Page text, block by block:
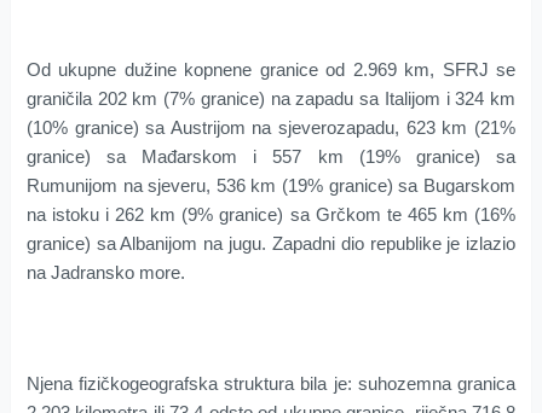
Od ukupne dužine kopnene granice od 2.969 km, SFRJ se
graničila 202 km (7% granice) na zapadu sa Italijom i 324 km
(10% granice) sa Austrijom na sjeverozapadu, 623 km (21%
granice) sa Mađarskom i 557 km (19% granice) sa
Rumunijom na sjeveru, 536 km (19% granice) sa Bugarskom
na istoku i 262 km (9% granice) sa Grčkom te 465 km (16%
granice) sa Albanijom na jugu. Zapadni dio republike je izlazio
na Jadransko more.
Njena fizičkogeografska struktura bila je: suhozemna granica